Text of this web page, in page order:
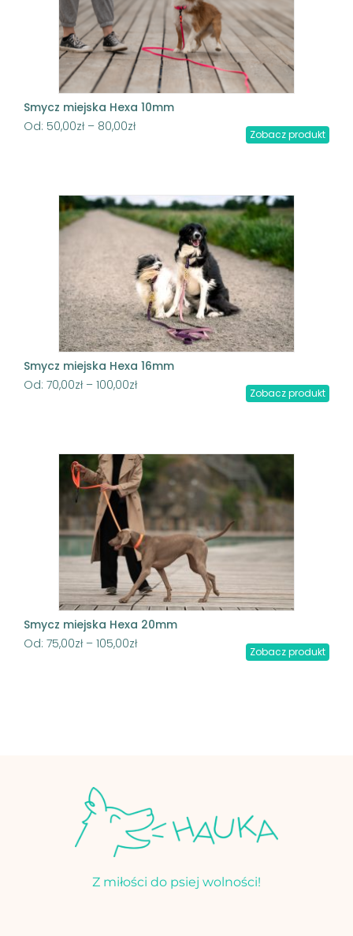
Smycz miejska Hexa 10mm
Od: 50,00zł – 80,00zł
Zobacz produkt
Smycz miejska Hexa 16mm
Od: 70,00zł – 100,00zł
Zobacz produkt
Smycz miejska Hexa 20mm
Od: 75,00zł – 105,00zł
Zobacz produkt
Z miłości do psiej wolności!